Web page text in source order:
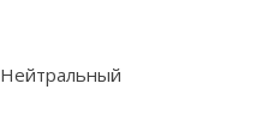
Нейтральный